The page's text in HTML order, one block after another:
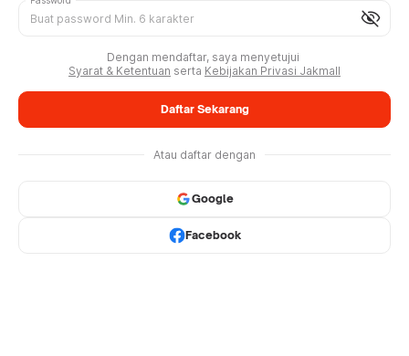
visibility_off
Dengan mendaftar, saya menyetujui
Syarat & Ketentuan serta Kebijakan Privasi Jakmall
Daftar Sekarang
Atau daftar dengan
Google
Facebook